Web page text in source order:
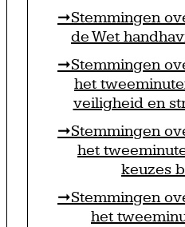
Stemmingen
de Wet
Stemmingen
het
veiligheid en
Stemmingen
het
keuzes
Stemmingen
het